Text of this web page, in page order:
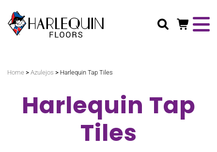
Home > Azulejos > Harlequin Tap Tiles
Harlequin Tap
Tiles